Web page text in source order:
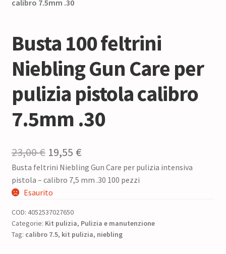
Busta 100 feltrini
Niebling Gun Care per
pulizia pistola calibro
7.5mm .30
23,00€ Il
prezzo
originale
23,00 €.
19,55 €Il
prezzo
attuale
19,55 €.
Busta feltrini Niebling Gun Care per pulizia intensiva
pistola – calibro 7,5 mm .30 100 pezzi
Esaurito
COD: 4052537027650
Categorie: Kit pulizia, Pulizia e manutenzione
Tag: calibro 7.5, kit pulizia, niebling